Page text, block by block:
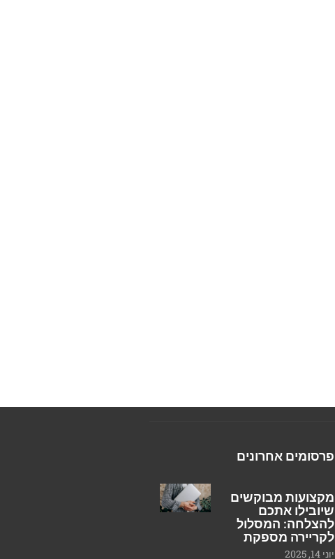
פרסומים אחרונים
מקצועות מבוקשים
שיובילו אתכם
להצלחה: המסלול
לקריירה מספקת
יוני 14, 2025